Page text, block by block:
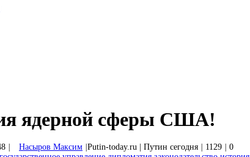
ядерной сферы США!
Насыров Максим Putin-today.ru | Путин сегодня 1129
0